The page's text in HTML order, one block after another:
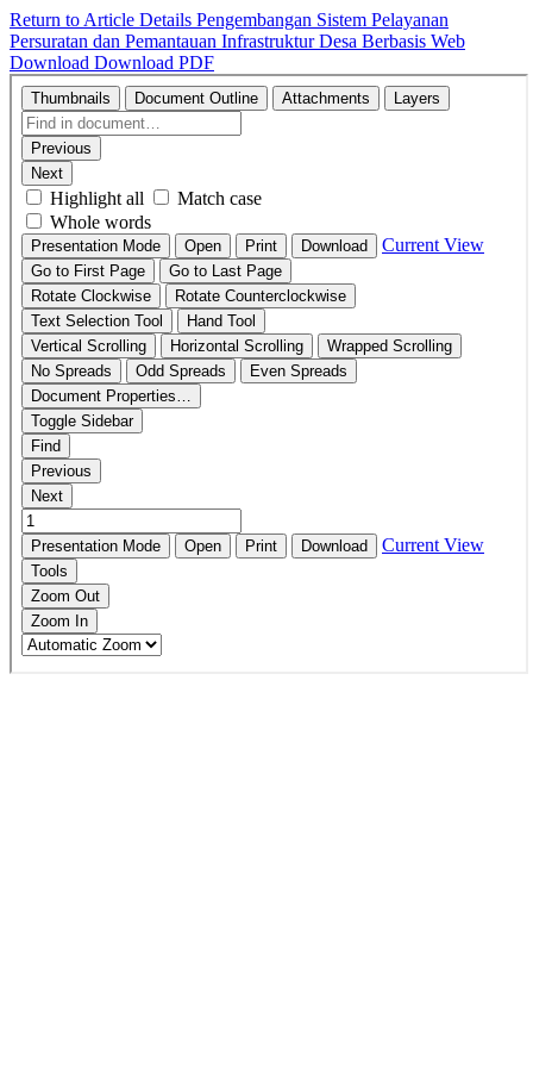
Return to Article Details Pengembangan Sistem Pelayanan
Persuratan dan Pemantauan Infrastruktur Desa Berbasis Web
Download Download PDF